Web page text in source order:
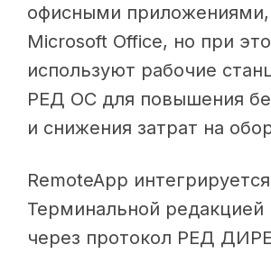
офисными приложениями,
Microsoft Office, но при
используют рабочие
РЕД ОС для повышения
и снижения затрат на
RemoteApp
Терминальной
через протокол РЕД